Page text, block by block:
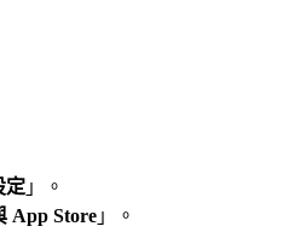
定 」。
App Store 」。